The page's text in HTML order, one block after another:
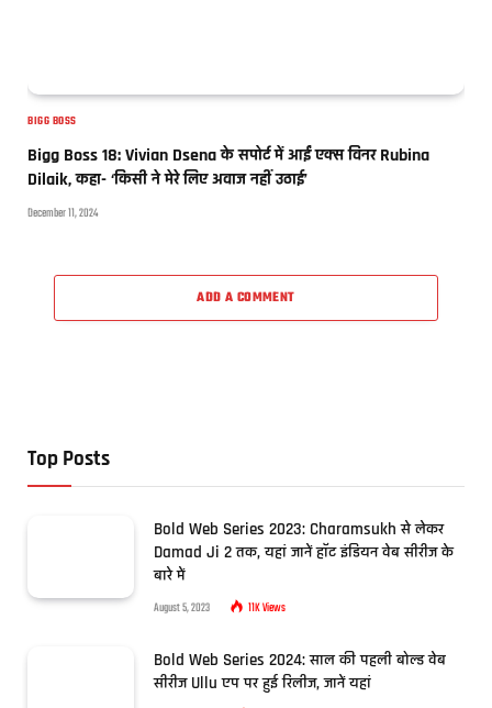
BIGG BOSS
Bigg Boss 18: Vivian Dsena के सपोर्ट में आईं एक्स विनर Rubina
Dilaik, कहा- ‘किसी ने मेरे लिए अवाज नहीं उठाई’
December 11, 2024
ADD A COMMENT
Top Posts
Bold Web Series 2023: Charamsukh से लेकर
Damad Ji 2 तक, यहां जानें हॉट इंडियन वेब सीरीज के
बारे में
August 5, 2023 11KViews
Bold Web Series 2024: साल की पहली बोल्ड वेब
सीरीज Ullu एप पर हुई रिलीज, जानें यहां